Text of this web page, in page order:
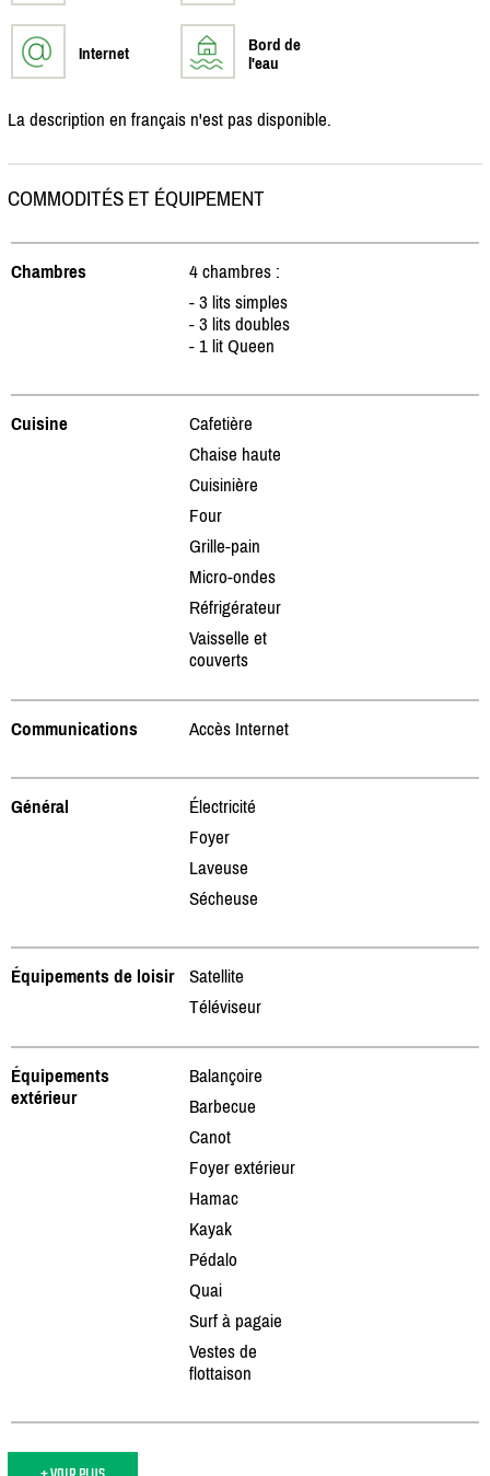
Internet
Bord de
l'eau
La description en français n'est pas disponible.
COMMODITÉS ET ÉQUIPEMENT
Chambres
4 chambres :
- 3 lits simples
- 3 lits doubles
- 1 lit Queen
Cuisine
Cafetière
Chaise haute
Cuisinière
Four
Grille-pain
Micro-ondes
Réfrigérateur
Vaisselle et
couverts
Communications Accès Internet
Général
Électricité
Foyer
Laveuse
Sécheuse
Équipements de loisir
Satellite
Téléviseur
Équipements
extérieur
Balançoire
Barbecue
Canot
Foyer extérieur
Hamac
Kayak
Pédalo
Quai
Surf à pagaie
Vestes de
flottaison